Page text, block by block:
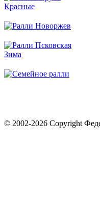
© 2002-2026 Copyright